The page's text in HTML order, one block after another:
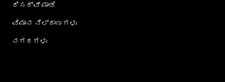
ರಿಸರ್ವ್ ಮಾಡಿ
ವಿಮಾನ ನಿಲ್ದಾಣಗಳು
ನಗರಗಳು